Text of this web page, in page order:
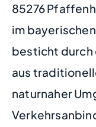
85276
im
besticht durch
aus
naturnaher